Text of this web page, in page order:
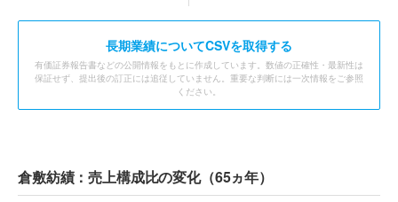
長期業績についてCSVを取得する
有価証券報告書などの公開情報をもとに作成しています。数値の正確性・最新性は
保証せず、提出後の訂正には追従していません。重要な判断には一次情報をご参照
ください。
倉敷紡績：売上構成比の変化（65ヵ年）